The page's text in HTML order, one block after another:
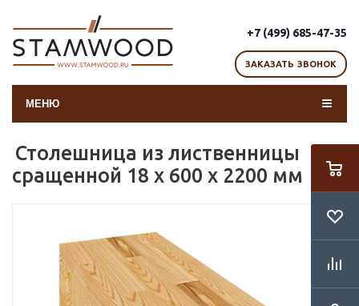
+7 (499) 685-47-35
ЗАКАЗАТЬ ЗВОНОК
МЕНЮ
Столешница из лиственницы
сращенной 18 х 600 х 2200 мм